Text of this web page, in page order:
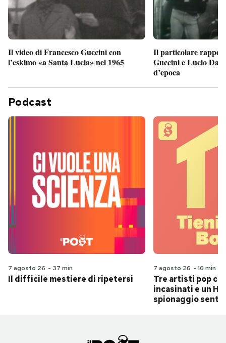
Il video di Francesco Guccini con
l’eskimo «a Santa Lucia» nel 1965
Il particolare
Guccini e Lucio
d’epoca
Podcast
7 agosto 26 - 37 min
Il difficile mestiere di ripetersi
7 agosto 26 - 16 min
Tre artisti pop
incasinati e un
spionaggio